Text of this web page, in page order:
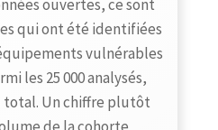
ouvertes, ce sont
qui ont été identifiées
vulnérables
les 25 000 analysés,
total. Un chiffre plutôt